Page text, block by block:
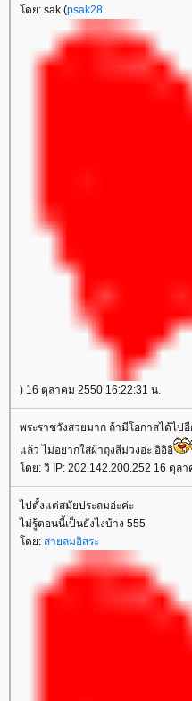
ดย: sak (psak28
) 16 ตุลาคม 2550 16:22:31 น.
พระราชวังสวยมาก ถ้ามีโอกาสได้ไป
ล้ว ไม่อยากใส่ผ้าถุงสีม่วงอ่ะ อิอิอิ
ดย: วิ IP: 202.142.200.252 16 ตุลา
ไปตั้งแต่สมัยประถมอ่ะค่ะ
ไม่รู้ตอนนี้เป็นยังไงบ้าง 555
ดย: สายลมอิสระ